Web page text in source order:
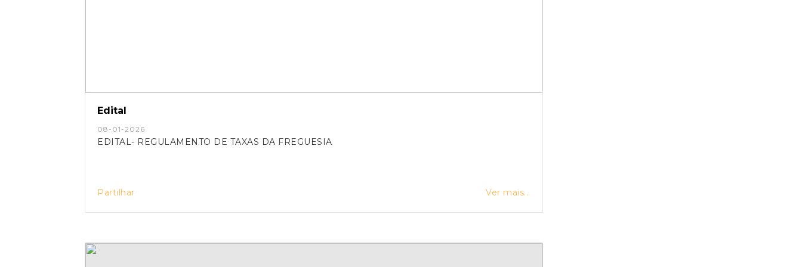
Edital
08-01-2026
EDITAL- REGULAMENTO DE TAXAS DA FREGUESIA
Partilhar Ver mais...